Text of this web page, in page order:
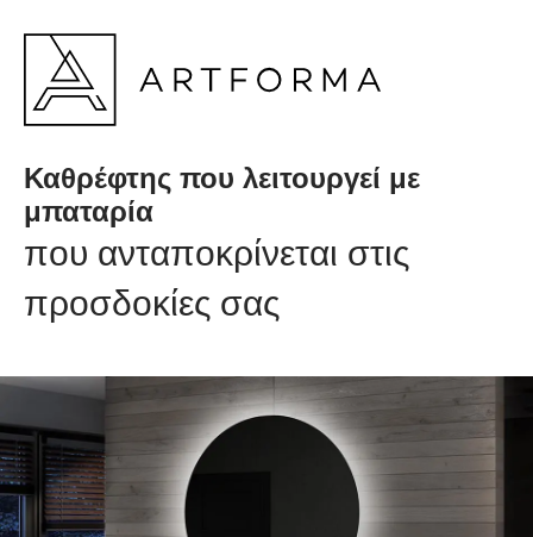
Καθρέφτης που λειτουργεί με
μπαταρία
που ανταποκρίνεται στις
προσδοκίες σας